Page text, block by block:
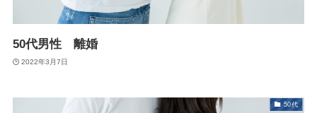
50代男性 離婚
2022年3月7日
50代